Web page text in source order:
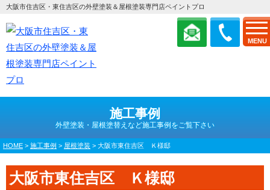
MENU
大阪市住吉区・東住吉区の外壁塗装＆屋根塗装専門店ペイントプロ
施工事例
外壁塗装・屋根塗替えなど施工事例をご覧下さい
HOME > 施工事例 > 屋根塗装 > 大阪市東住吉区 Ｋ様邸
大阪市東住吉区 Ｋ様邸